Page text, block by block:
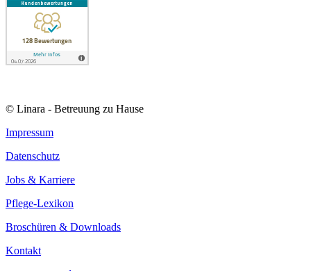
© Linara - Betreuung zu Hause
Impressum
Datenschutz
Jobs & Karriere
Pflege-Lexikon
Broschüren & Downloads
Kontakt